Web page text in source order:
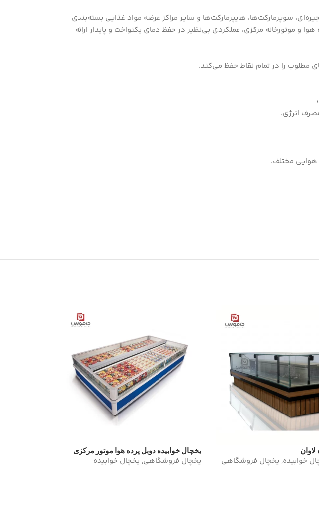
سوپرمارکت‌ها، هایپرمارکت‌ها و سایر مراکز عرضه مواد غذایی بسته‌بندی
موتورخانه مرکزی، عملکردی بی‌نظیر در حفظ دمای یکنواخت و پایدار ارائه
مطلوب را در تمام نقاط حفظ می‌کند.
هوایی مختلف.
خوابیده, یخچال فروشگاهی
یخچال خوابیده دوبل پرده هوا موتور مرکزی
لوتوس
یخچال فروشگاهی, یخچال خوابیده